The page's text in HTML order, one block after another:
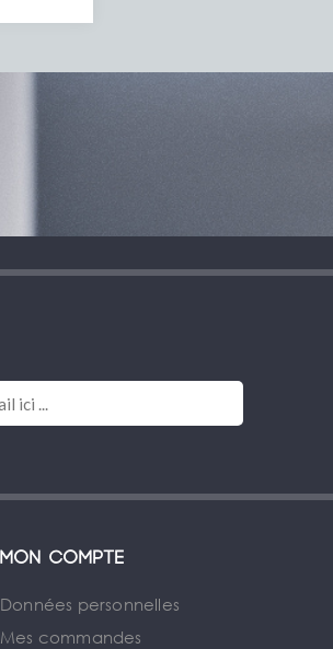
Mon compte
Données personnelles
Mes commandes